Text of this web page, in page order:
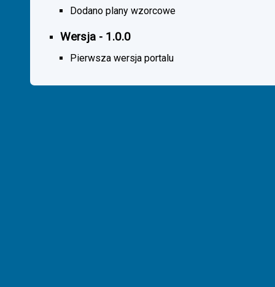
Dodano plany wzorcowe
Wersja - 1.0.0
Pierwsza wersja portalu